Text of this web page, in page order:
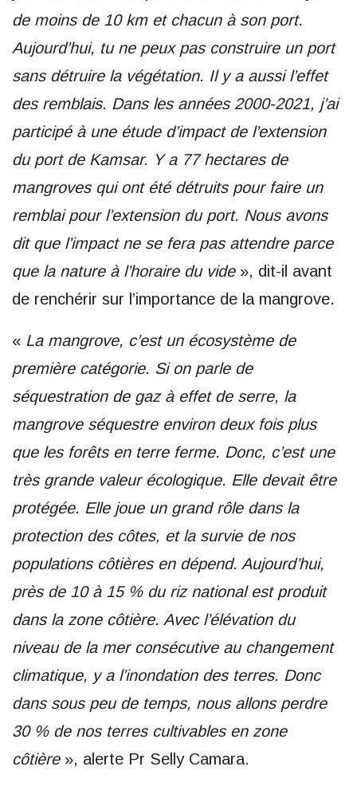
de moins de 10 km et chacun à son port.
Aujourd’hui, tu ne peux pas construire un port
sans détruire la végétation. Il y a aussi l’effet
des remblais. Dans les années 2000-2021, j’ai
participé à une étude d’impact de l’extension
du port de Kamsar. Y a 77 hectares de
mangroves qui ont été détruits pour faire un
remblai pour l’extension du port. Nous avons
dit que l’impact ne se fera pas attendre parce
que la nature à l’horaire du vide », dit-il avant
de renchérir sur l’importance de la mangrove.
« La mangrove, c’est un écosystème de
première catégorie. Si on parle de
séquestration de gaz à effet de serre, la
mangrove séquestre environ deux fois plus
que les forêts en terre ferme. Donc, c’est une
très grande valeur écologique. Elle devait être
protégée. Elle joue un grand rôle dans la
protection des côtes, et la survie de nos
populations côtières en dépend. Aujourd’hui,
près de 10 à 15 % du riz national est produit
dans la zone côtière. Avec l’élévation du
niveau de la mer consécutive au changement
climatique, y a l’inondation des terres. Donc
dans sous peu de temps, nous allons perdre
30 % de nos terres cultivables en zone
côtière», alerte Pr Selly Camara.